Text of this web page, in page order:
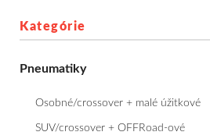
Dodávkové + malé úžitkové
Osobné/crossover + malé úžitkové
Kategórie
Pneumatiky
Osobné/crossover + malé úžitkové
SUV/crossover + OFFRoad-ové